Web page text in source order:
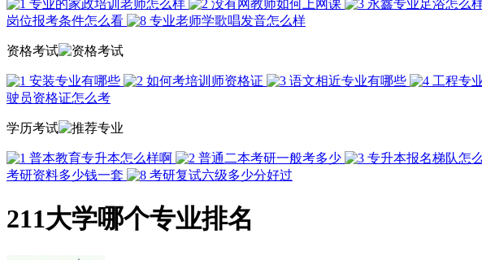
专业的家政培训老师怎么样 没有网教师如何上网课 永鑫专业足浴怎么
岗位报考条件怎么看
专业老师学歌唱发音怎么样
资格考试
安装专业有哪些 如何考培训师资格证 语文相近专业有哪些 工程专
驶员资格证怎么考
学历考试
普本教育专升本怎么样啊 普通二本考研一般考多少 专升本报名梯队怎
考研资料多少钱一套
考研复试六级多少分好过
211大学哪个专业排名